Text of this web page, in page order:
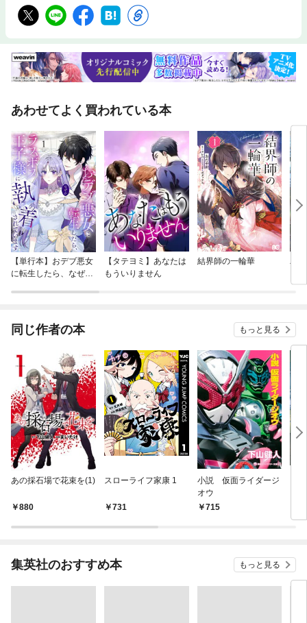
あわせてよく買われている本
【単行本】おデブ悪女
に転生したら、なぜか
【タテヨミ】あなたは
もういりません
結界師の一輪華
バ
今
同じ作者の本 もっと見る
あの採石場で花束を(1)
880
スローライフ家康 1
731
小説 仮面ライダージ
オウ
715
集英社のおすすめ本 もっと見る